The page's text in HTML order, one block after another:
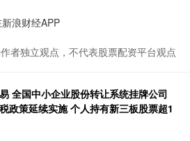
浪财经APP
者独立观点，不代表股票配资平台观点
全国中小企业股份转让系统挂牌公司
政策延续实施 个人持有新三板股票超1